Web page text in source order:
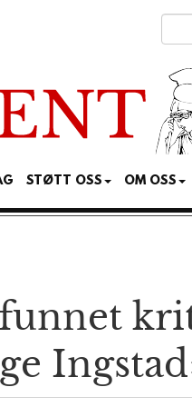
STØTT OSS OM OSS